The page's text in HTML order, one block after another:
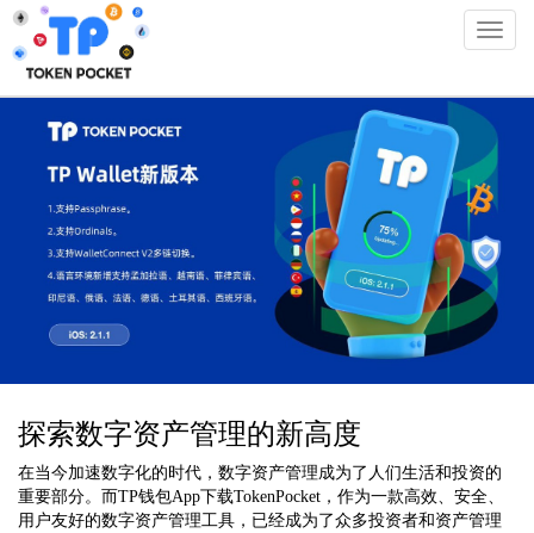
TPwallet官方版-tp官网
Toggle
探索数字资产管理的新高度
在当今加速数字化的时代，数字资产管理成为了人们生活和投资的
重要部分。而TP钱包App下载TokenPocket，作为一款高效、安全、
用户友好的数字资产管理工具，已经成为了众多投资者和资产管理